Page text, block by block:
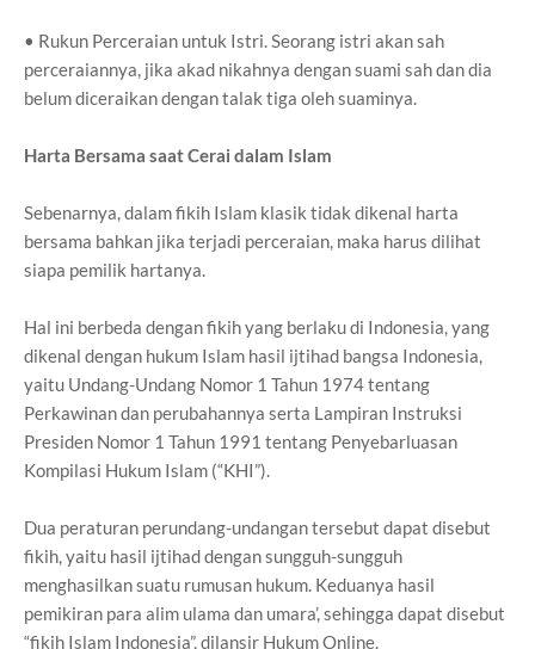
• Rukun Perceraian untuk Istri. Seorang istri akan sah
perceraiannya, jika akad nikahnya dengan suami sah dan dia
belum diceraikan dengan talak tiga oleh suaminya.
Harta Bersama saat Cerai dalam Islam
Sebenarnya, dalam fikih Islam klasik tidak dikenal harta
bersama bahkan jika terjadi perceraian, maka harus dilihat
siapa pemilik hartanya.
Hal ini berbeda dengan fikih yang berlaku di Indonesia, yang
dikenal dengan hukum Islam hasil ijtihad bangsa Indonesia,
yaitu Undang-Undang Nomor 1 Tahun 1974 tentang
Perkawinan dan perubahannya serta Lampiran Instruksi
Presiden Nomor 1 Tahun 1991 tentang Penyebarluasan
Kompilasi Hukum Islam (“KHI”).
Dua peraturan perundang-undangan tersebut dapat disebut
fikih, yaitu hasil ijtihad dengan sungguh-sungguh
menghasilkan suatu rumusan hukum. Keduanya hasil
pemikiran para alim ulama dan umara’, sehingga dapat disebut
“fikih Islam Indonesia”, dilansir Hukum Online.